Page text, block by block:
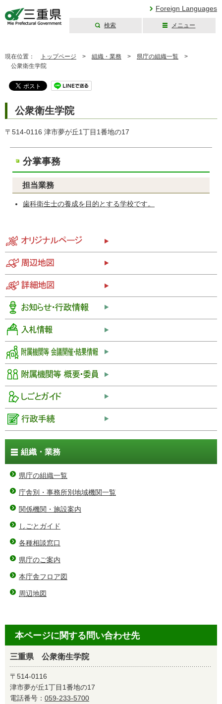
Foreign Languages
検索 メニュー
現在位置： トップページ > 組織・業務 > 県庁の組織一覧 >
公衆衛生学院
公衆衛生学院
〒514-0116 津市夢が丘1丁目1番地の17
分掌事務
担当業務
歯科衛生士の養成を目的とする学校です。
組織・業務
県庁の組織一覧
庁舎別・事務所別地域機関一覧
関係機関・施設案内
しごとガイド
各種相談窓口
県庁のご案内
本庁舎フロア図
周辺地図
本ページに関する問い合わせ先
三重県 公衆衛生学院
〒514-0116
津市夢が丘1丁目1番地の17
電話番号： 059-233-5700